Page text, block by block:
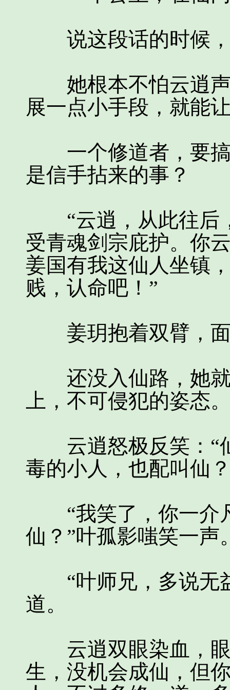
说这段话的时候，
她根本不怕云逍声
展一点小手段，就能
一个修道者，要搞
是信手拈来的事？
“云逍，从此往后
受青魂剑宗庇护。你
姜国有我这仙人坐镇
贱，认命吧！”
姜玥抱着双臂，面
还没入仙路，她就
上，不可侵犯的姿态
云逍怒极反笑：“
毒的小人，也配叫仙
“我笑了，你一介
仙？”叶孤影嗤笑一声
“叶师兄，多说无
道。
云逍双眼染血，眼
生，没机会成仙，但